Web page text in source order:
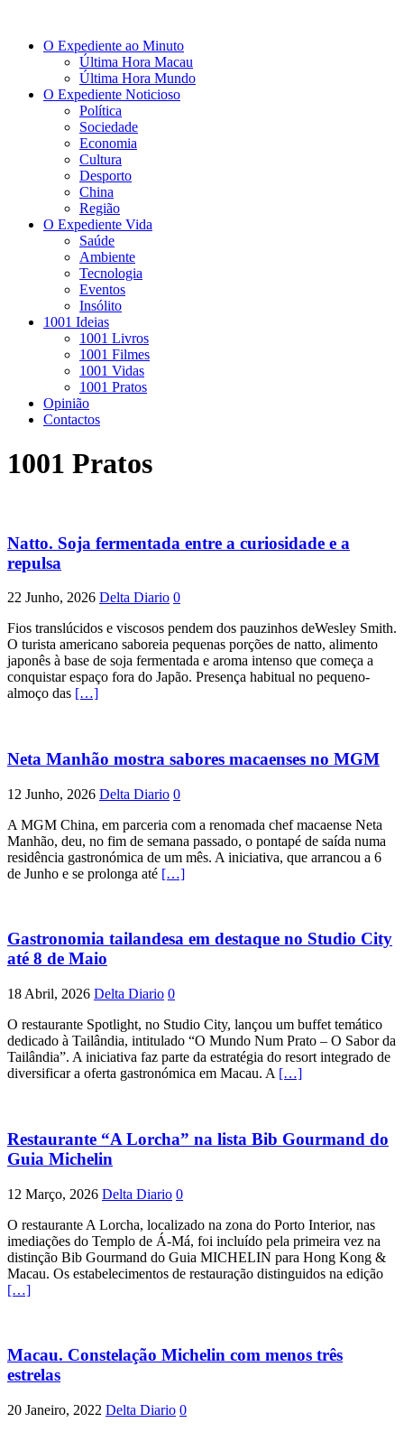
O Expediente ao Minuto
Última Hora Macau
Última Hora Mundo
O Expediente Noticioso
Política
Sociedade
Economia
Cultura
Desporto
China
Região
O Expediente Vida
Saúde
Ambiente
Tecnologia
Eventos
Insólito
1001 Ideias
1001 Livros
1001 Filmes
1001 Vidas
1001 Pratos
Opinião
Contactos
1001 Pratos
Natto. Soja fermentada entre a curiosidade e a
repulsa
22 Junho, 2026 Delta Diario 0
Fios translúcidos e viscosos pendem dos pauzinhos deWesley Smith.
O turista americano saboreia pequenas porções de natto, alimento
japonês à base de soja fermentada e aroma intenso que começa a
conquistar espaço fora do Japão. Presença habitual no pequeno-
almoço das […]
Neta Manhão mostra sabores macaenses no MGM
12 Junho, 2026 Delta Diario 0
A MGM China, em parceria com a renomada chef macaense Neta
Manhão, deu, no fim de semana passado, o pontapé de saída numa
residência gastronómica de um mês. A iniciativa, que arrancou a 6
de Junho e se prolonga até […]
Gastronomia tailandesa em destaque no Studio City
até 8 de Maio
18 Abril, 2026 Delta Diario 0
O restaurante Spotlight, no Studio City, lançou um buffet temático
dedicado à Tailândia, intitulado “O Mundo Num Prato – O Sabor da
Tailândia”. A iniciativa faz parte da estratégia do resort integrado de
diversificar a oferta gastronómica em Macau. A […]
Restaurante “A Lorcha” na lista Bib Gourmand do
Guia Michelin
12 Março, 2026 Delta Diario 0
O restaurante A Lorcha, localizado na zona do Porto Interior, nas
imediações do Templo de Á-Má, foi incluído pela primeira vez na
distinção Bib Gourmand do Guia MICHELIN para Hong Kong &
Macau. Os estabelecimentos de restauração distinguidos na edição
[…]
Macau. Constelação Michelin com menos três
estrelas
20 Janeiro, 2022 Delta Diario 0